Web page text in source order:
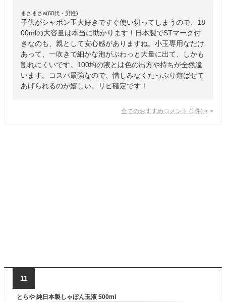
まさまさa(60代・男性)
子供がシャボン玉大好きですぐ使い切ってしまうので、18
00mlの大容量は本当に助かります！日本製でSTマーク付
きなのも、親として安心感がありますね。小玉専用なだけ
あって、一吹きで細かな泡がぶわっと大量に出て、しかも
割れにくいです。100均の液とは色の出方や持ちが全然違
います。コスパ最強なので、惜しみなくたっぷり遊ばせて
あげられるのが嬉しい。リピ確定です！
全てのおすすめコメント (1 件) >
11
とらや 純日本製しゃぼん玉液 500ml